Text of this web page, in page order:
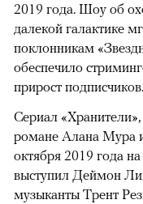
00:00 /
2019 года. Шоу об
далекой галактике
поклонникам
обеспечило
прирост подписчиков.
Сериал
романе Алана Мура
октября 2019 года
выступил Деймон
музыканты Трент